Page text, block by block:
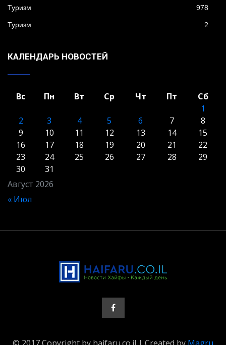
Туризм 978
Туризм 2
КАЛЕНДАРЬ НОВОСТЕЙ
Август 2026
Вс Пн Вт Ср Чт Пт
Сб
1
2
3 4 5 6 7
8
9
10 11 12 13 14
15
16
17 18 19 20 21
22
23
24 25 26 27 28
29
30
31
« Июл